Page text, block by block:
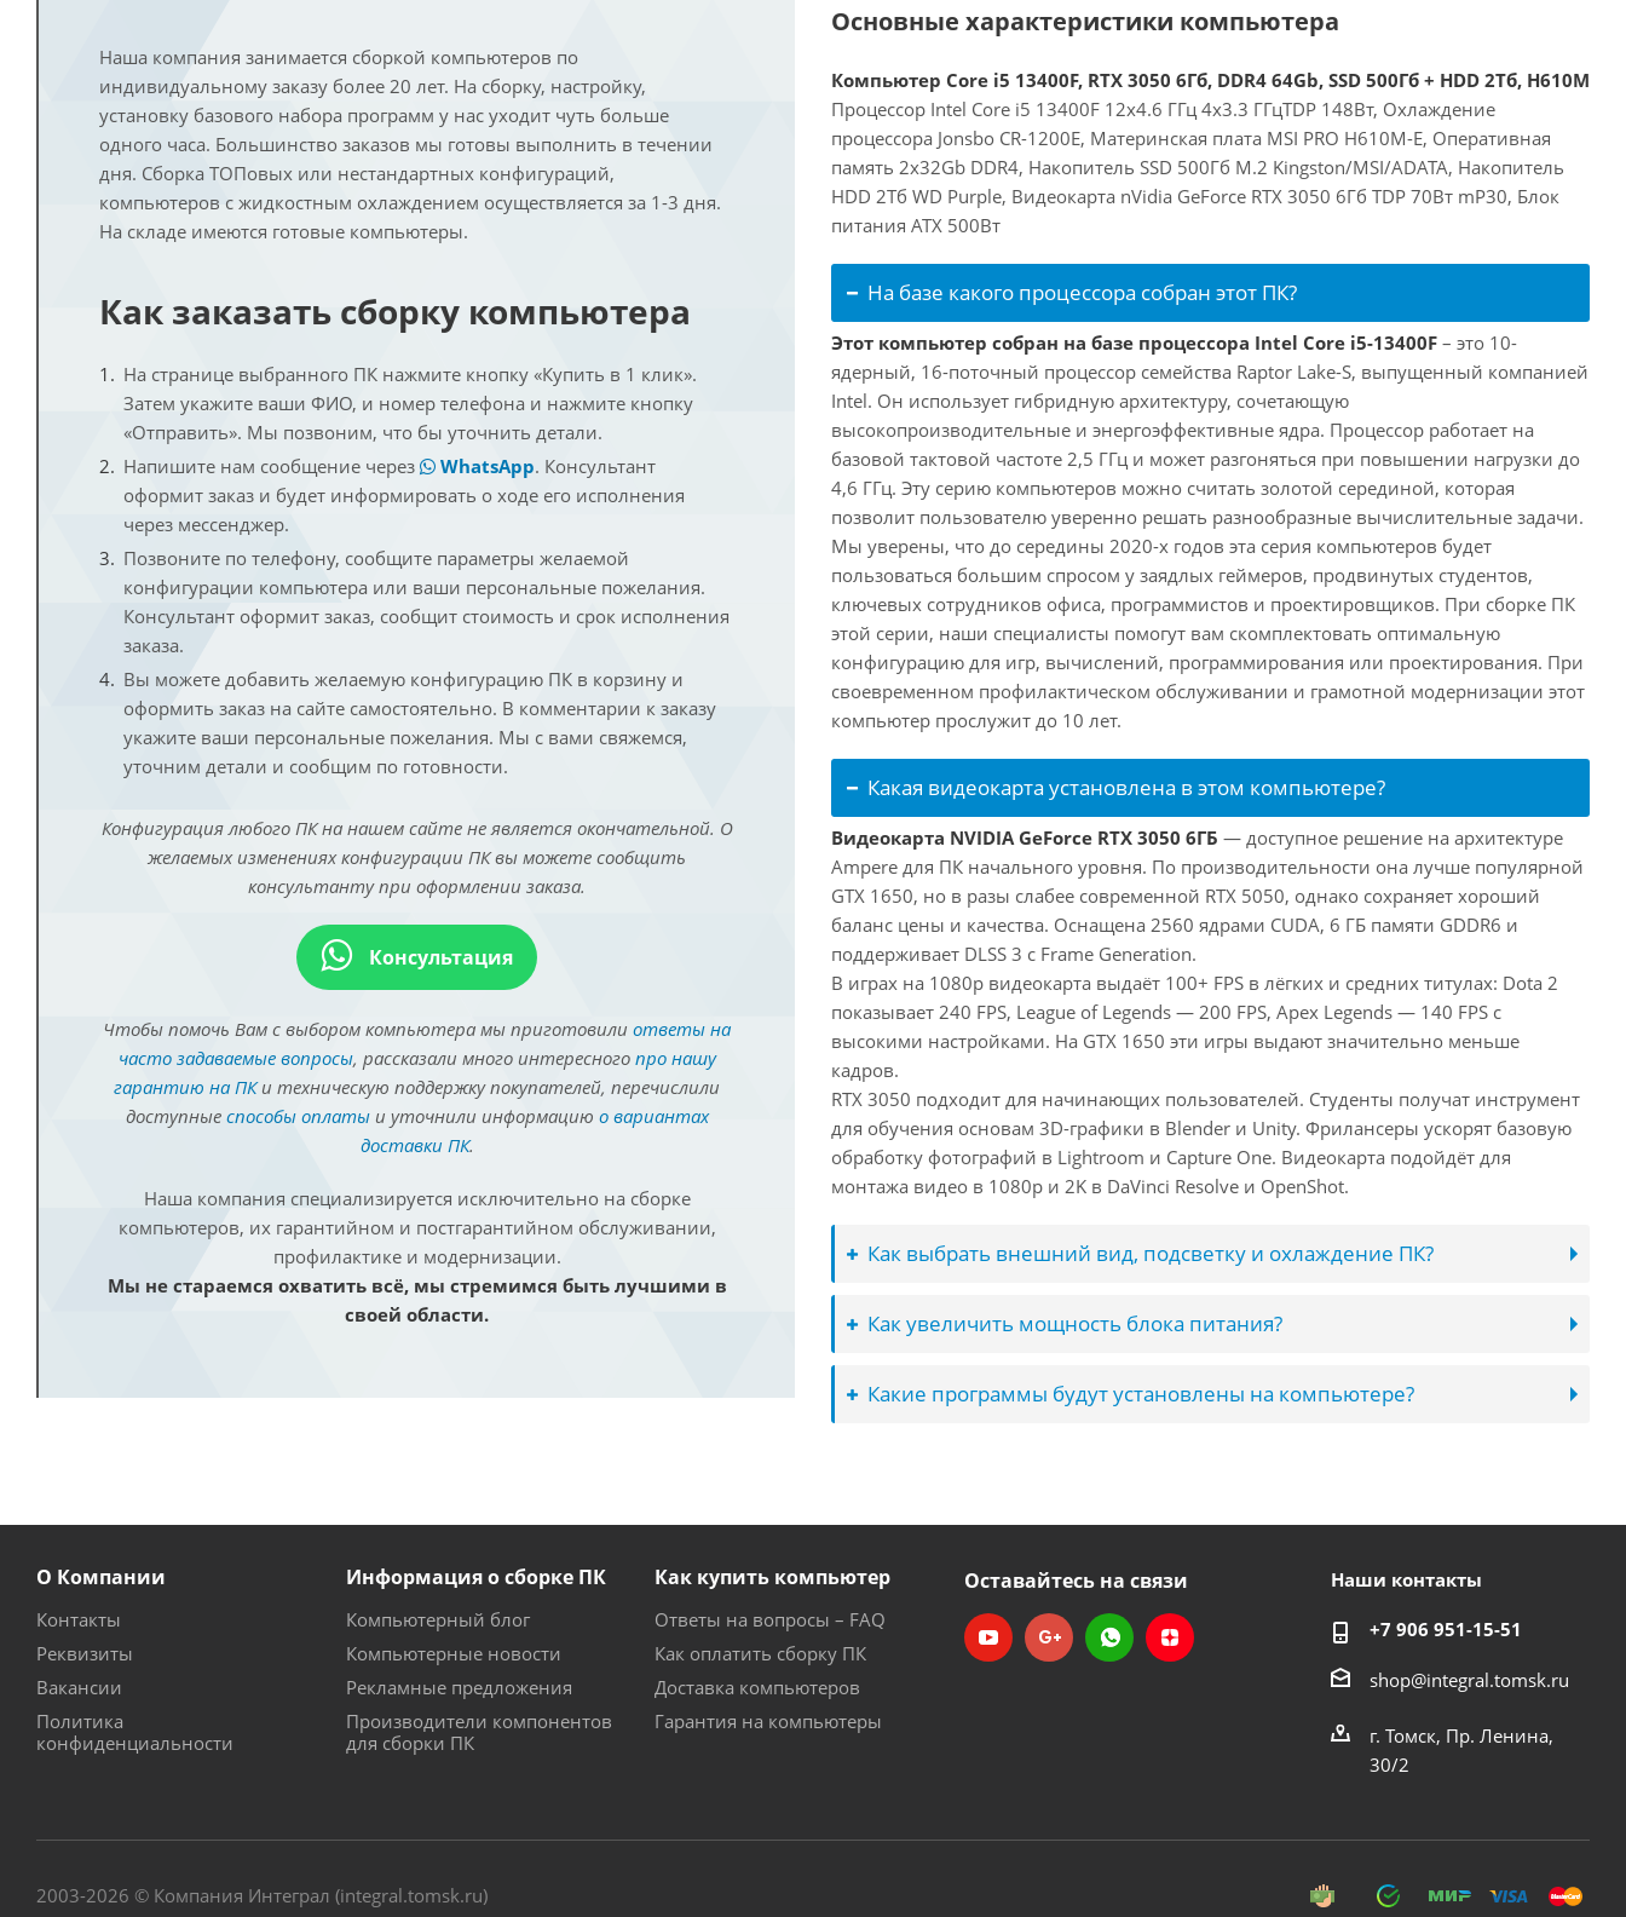
Наша компания занимается сборкой компьютеров по
индивидуальному заказу более 20 лет. На сборку, настройку,
установку базового набора программ у нас уходит чуть больше
одного часа. Большинство заказов мы готовы выполнить в течении
дня. Сборка ТОПовых или нестандартных конфигураций,
компьютеров с жидкостным охлаждением осуществляется за 1-3 дня.
На складе имеются готовые компьютеры.
Как заказать сборку компьютера
На странице выбранного ПК нажмите кнопку «Купить в 1 клик».
Затем укажите ваши ФИО, и номер телефона и нажмите кнопку
«Отправить». Мы позвоним, что бы уточнить детали.
Напишите нам сообщение через
WhatsApp. Консультант
оформит заказ и будет информировать о ходе его исполнения
через мессенджер.
Позвоните по телефону, сообщите параметры желаемой
конфигурации компьютера или ваши персональные пожелания.
Консультант оформит заказ, сообщит стоимость и срок исполнения
заказа.
Вы можете добавить желаемую конфигурацию ПК в корзину и
оформить заказ на сайте самостоятельно. В комментарии к заказу
укажите ваши персональные пожелания. Мы с вами свяжемся,
уточним детали и сообщим по готовности.
Конфигурация любого ПК на нашем сайте не является окончательной. О
желаемых изменениях конфигурации ПК вы можете сообщить
консультанту при оформлении заказа.
Консультация
Чтобы помочь Вам с выбором компьютера мы приготовили ответы на
часто задаваемые вопросы, рассказали много интересного про нашу
гарантию на ПКи техническую поддержку покупателей, перечислили
доступные способы оплатыи уточнили информацию о вариантах
доставки ПК.
Наша компания специализируется исключительно на сборке
компьютеров, их гарантийном и постгарантийном обслуживании,
профилактике и модернизации.
Мы не стараемся охватить всё, мы стремимся быть лучшими в
своей области.
Основные характеристики компьютера
Компьютер Core i5 13400F, RTX 3050 6Гб, DDR4 64Gb, SSD 500Гб + HDD 2Тб, H610M
Процессор Intel Core i5 13400F 12x4.6 ГГц 4x3.3 ГГцTDP 148Вт, Охлаждение
процессора Jonsbo CR-1200E, Материнская плата MSI PRO H610M-E, Оперативная
память 2x32Gb DDR4, Накопитель SSD 500Гб M.2 Kingston/MSI/ADATA, Накопитель
HDD 2Тб WD Purple, Видеокарта nVidia GeForce RTX 3050 6Гб TDP 70Вт mP30, Блок
питания ATX 500Вт
На базе какого процессора собран этот ПК?
Этот компьютер собран на базе процессора Intel Core i5-13400F – это 10-
ядерный, 16-поточный процессор семейства Raptor Lake-S, выпущенный компанией
Intel. Он использует гибридную архитектуру, сочетающую
высокопроизводительные и энергоэффективные ядра. Процессор работает на
базовой тактовой частоте 2,5 ГГц и может разгоняться при повышении нагрузки до
4,6 ГГц. Эту серию компьютеров можно считать золотой серединой, которая
позволит пользователю уверенно решать разнообразные вычислительные задачи.
Мы уверены, что до середины 2020-х годов эта серия компьютеров будет
пользоваться большим спросом у заядлых геймеров, продвинутых студентов,
ключевых сотрудников офиса, программистов и проектировщиков. При сборке ПК
этой серии, наши специалисты помогут вам скомплектовать оптимальную
конфигурацию для игр, вычислений, программирования или проектирования. При
своевременном профилактическом обслуживании и грамотной модернизации этот
компьютер прослужит до 10 лет.
Какая видеокарта установлена в этом компьютере?
Видеокарта NVIDIA GeForce RTX 3050 6ГБ — доступное решение на архитектуре
Ampere для ПК начального уровня. По производительности она лучше популярной
GTX 1650, но в разы слабее современной RTX 5050, однако сохраняет хороший
баланс цены и качества. Оснащена 2560 ядрами CUDA, 6 ГБ памяти GDDR6 и
поддерживает DLSS 3 с Frame Generation.
В играх на 1080p видеокарта выдаёт 100+ FPS в лёгких и средних титулах: Dota 2
показывает 240 FPS, League of Legends — 200 FPS, Apex Legends — 140 FPS с
высокими настройками. На GTX 1650 эти игры выдают значительно меньше
кадров.
RTX 3050 подходит для начинающих пользователей. Студенты получат инструмент
для обучения основам 3D-графики в Blender и Unity. Фрилансеры ускорят базовую
обработку фотографий в Lightroom и Capture One. Видеокарта подойдёт для
монтажа видео в 1080p и 2K в DaVinci Resolve и OpenShot.
Как выбрать внешний вид, подсветку и охлаждение ПК?
Как увеличить мощность блока питания?
Какие программы будут установлены на компьютере?
О Компании
Контакты
Реквизиты
Вакансии
Политика
конфиденциальности
Информация о сборке ПК
Компьютерный блог
Компьютерные новости
Рекламные предложения
Производители компонентов
для сборки ПК
Как купить компьютер
Ответы на вопросы – FAQ
Как оплатить сборку ПК
Доставка компьютеров
Гарантия на компьютеры
Оставайтесь на связи Наши контакты
+7 906 951-15-51
shop@integral.tomsk.ru
г. Томск, Пр. Ленина,
30/2
2003-2026 © Компания Интеграл (integral.tomsk.ru)